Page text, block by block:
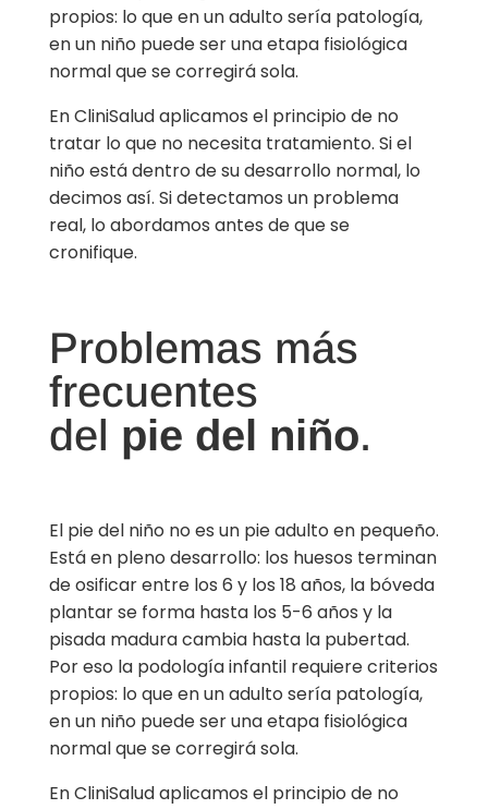
propios: lo que en un adulto sería patología,
en un niño puede ser una etapa fisiológica
normal que se corregirá sola.
En CliniSalud aplicamos el principio de no
tratar lo que no necesita tratamiento. Si el
niño está dentro de su desarrollo normal, lo
decimos así. Si detectamos un problema
real, lo abordamos antes de que se
cronifique.
Problemas más
frecuentes
del pie del niño.
El pie del niño no es un pie adulto en pequeño.
Está en pleno desarrollo: los huesos terminan
de osificar entre los 6 y los 18 años, la bóveda
plantar se forma hasta los 5-6 años y la
pisada madura cambia hasta la pubertad.
Por eso la podología infantil requiere criterios
propios: lo que en un adulto sería patología,
en un niño puede ser una etapa fisiológica
normal que se corregirá sola.
En CliniSalud aplicamos el principio de no